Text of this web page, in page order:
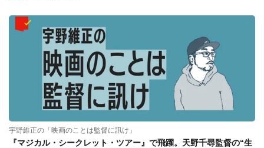
宇野維正の「映画のことは監督に訊け」
『マジカル・シークレット・ツアー』で飛躍。天野千尋監督の“生